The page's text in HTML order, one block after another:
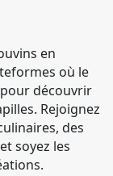
en
où le
découvrir
Rejoignez
des
soyez les